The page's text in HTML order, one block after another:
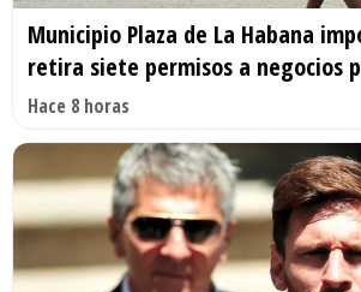
Municipio Plaza de La Habana
retira siete permisos a negocios
Hace 8 horas